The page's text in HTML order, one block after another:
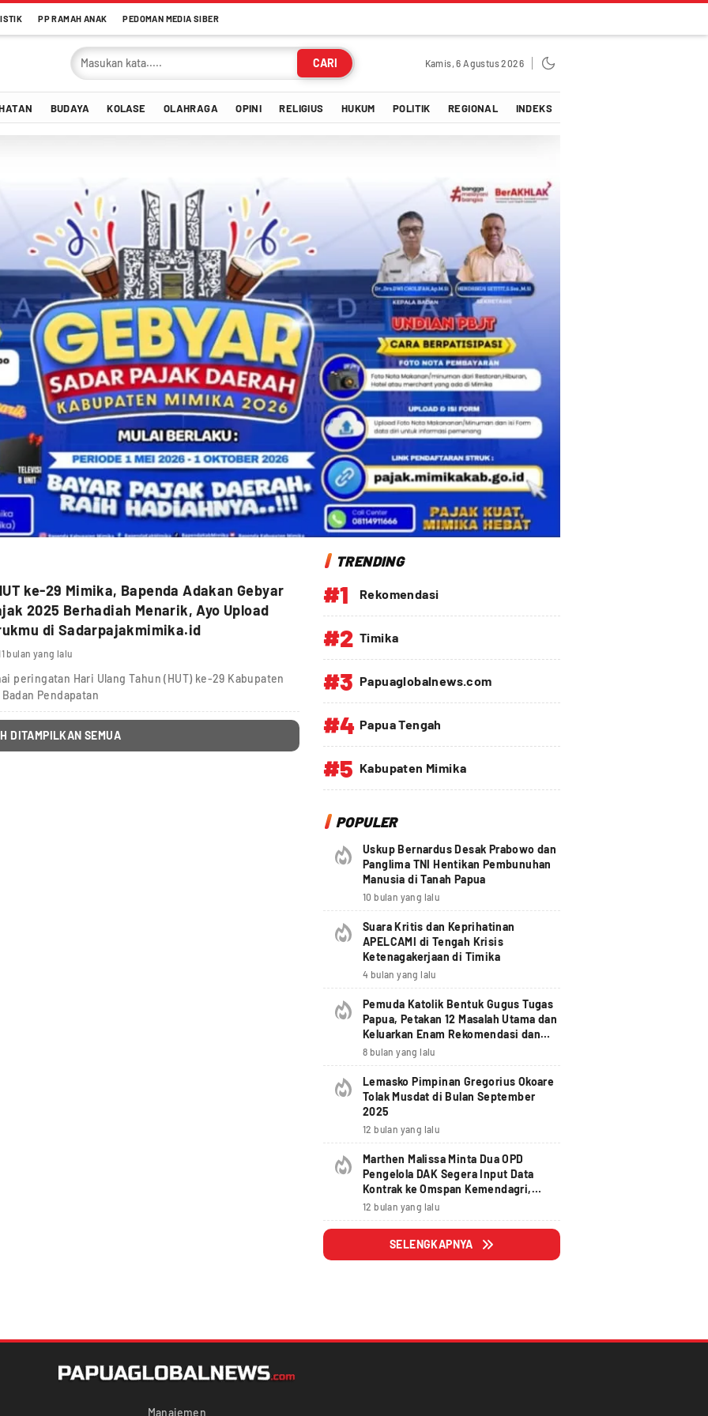
PP RAMAH ANAK PEDOMAN MEDIA SIBER
CARI Kamis, 6 Agustus 2026
BUDAYA KOLASE OLAHRAGA OPINI RELIGIUS HUKUM POLITIK REGIONAL INDEKS
ke-29 Mimika, Bapenda Adakan Gebyar
2025 Berhadiah Menarik, Ayo Upload
di Sadarpajakmimika.id
bulan yang lalu
peringatan Hari Ulang Tahun (HUT) ke-29 Kabupaten
Pendapatan
DITAMPILKAN SEMUA
TRENDING
#1 Rekomendasi
#2 Timika
#3 Papuaglobalnews.com
#4 Papua Tengah
#5 Kabupaten Mimika
POPULER
Uskup Bernardus Desak Prabowo dan
Panglima TNI Hentikan Pembunuhan
Manusia di Tanah Papua
10 bulan yang lalu
Suara Kritis dan Keprihatinan
APELCAMI di Tengah Krisis
Ketenagakerjaan di Timika
4 bulan yang lalu
Pemuda Katolik Bentuk Gugus Tugas
Papua, Petakan 12 Masalah Utama dan
Keluarkan Enam Rekomendasi dan
Seruan Moral Nasional
8 bulan yang lalu
Lemasko Pimpinan Gregorius Okoare
Tolak Musdat di Bulan September
2025
12 bulan yang lalu
Marthen Malissa Minta Dua OPD
Pengelola DAK Segera Input Data
Kontrak ke Omspan Kemendagri,
Lewat Tanggal 29 Agustus 2025
Hangus
12 bulan yang lalu
SELENGKAPNYA
Manajemen